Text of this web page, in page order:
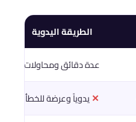
الطريقة اليدوية
عدة دقائق ومحاولات
✕يدوياً وعرضة للخطأ